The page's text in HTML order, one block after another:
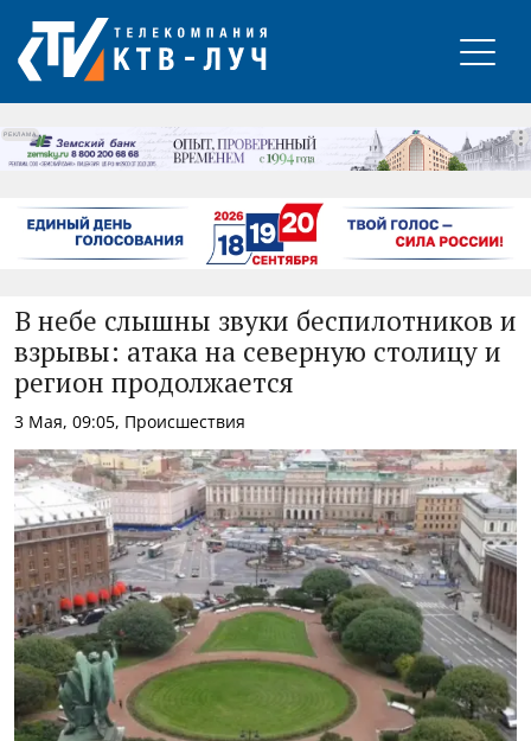
РЕКЛАМА
В небе слышны звуки беспилотников и
взрывы: атака на северную столицу и
регион продолжается
3 Мая, 09:05, Происшествия